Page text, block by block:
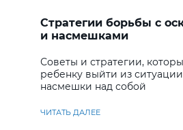
Стратегии борьбы с
и насмешками
Советы и стратегии,
ребенку выйти из
насмешки над собой
ЧИТАТЬ ДАЛЕЕ